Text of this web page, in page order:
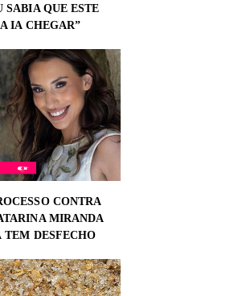
SABIA QUE ESTE
IA CHEGAR”
CONTRA
MIRANDA
TEM DESFECHO